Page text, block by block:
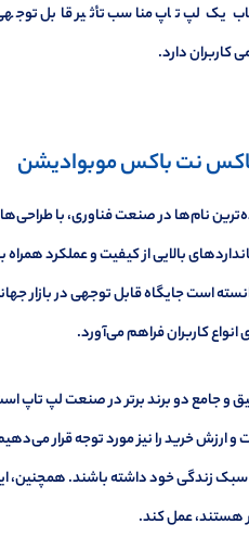
یک لپ تاپ مناسب تأثیر قابل
کاربران دارد.
باکس نت باکس موبوادیشن
نام‌ها در صنعت فناوری، با
بالایی از کیفیت و عملکرد
است جایگاه قابل توجهی در بازار
کاربران فراهم می‌آورد.
و جامع دو برند برتر در صنعت لپ تاپ
و ارزش خرید را نیز مورد توجه قرار
و سبک زندگی خود داشته باشند. همچنین،
هستند، عمل کند.